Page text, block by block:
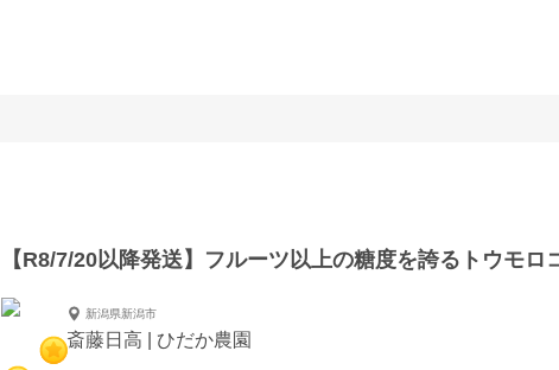
【R8/7/20以降発送】フルーツ以上の糖度を誇るトウモロ
新潟県新潟市
斎藤日高 | ひだか農園